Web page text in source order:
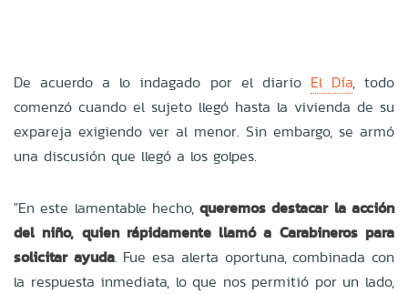
De acuerdo a lo indagado por el diario El Día, todo
comenzó cuando el sujeto llegó hasta la vivienda de su
expareja exigiendo ver al menor. Sin embargo, se armó
una discusión que llegó a los golpes.
"En este lamentable hecho,queremos destacar la acción
del niño, quien rápidamente llamó a Carabineros para
solicitar ayuda. Fue esa alerta oportuna, combinada con
la respuesta inmediata, lo que nos permitió por un lado,